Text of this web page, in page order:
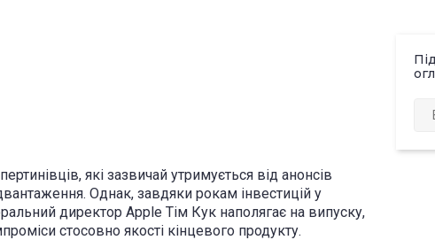
які зазвичай утримується від анонсів
Однак, завдяки рокам інвестицій у
директор Apple Тім Кук наполягає на випуску,
стосовно якості кінцевого продукту.